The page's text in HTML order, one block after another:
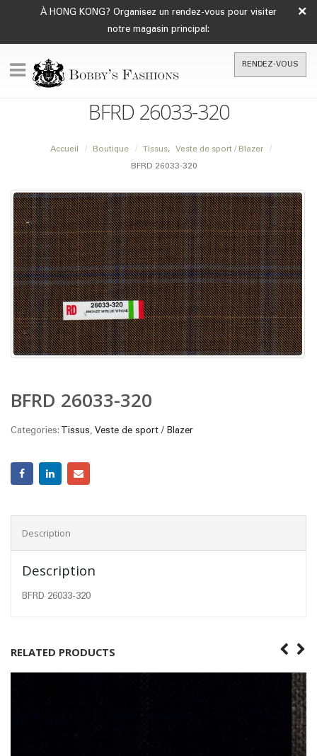
À HONG KONG? Organisez un rendez-vous pour visiter
notre magasin principal:
×
RENDEZ-VOUS
BFRD 26033-320
Accueil Boutique Tissus, Veste de sport / Blazer
BFRD 26033-320
BFRD 26033-320
Categories: Tissus, Veste de sport / Blazer
Description
Description
BFRD 26033-320
RELATED PRODUCTS